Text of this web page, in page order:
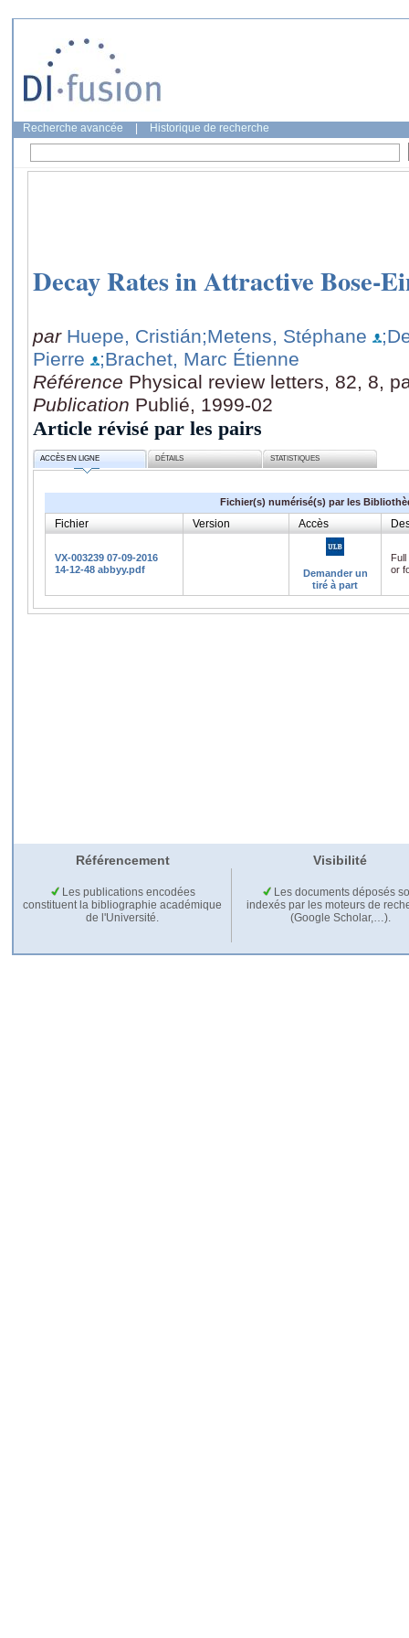
Recherche avancée Historique de recherche
Decay Rates in Attractive Bose-
par Huepe, Cristián;Metens, Stéphane
Pierre
;Brachet, Marc Étienne
Référence Physical review letters, 82, 8,
Publication Publié, 1999-02
Article révisé par les pairs
ACCÈS EN LIGNE DÉTAILS STATISTIQUES
Fichier(s) numérisé(s) par les
Fichier Version Accès
VX-003239 07-09-2016
14-12-48 abbyy.pdf
Demander un
tiré à part
or
Référencement Visibilité
Les publications encodées
constituent la bibliographie académique
de l'Université.
Les documents déposés
indexés par les moteurs de
(Google Scholar,…).